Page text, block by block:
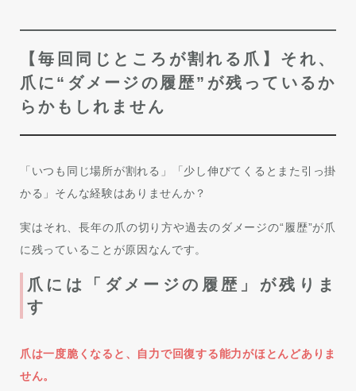
【毎回同じところが割れる爪】それ、
爪に“ダメージの履歴”が残っているか
らかもしれません
「いつも同じ場所が割れる」「少し伸びてくるとまた引っ掛
かる」そんな経験はありませんか？
実はそれ、長年の爪の切り方や過去のダメージの“履歴”が爪
に残っていることが原因なんです。
爪には「ダメージの履歴」が残りま
す
爪は一度脆くなると、自力で回復する能力がほとんどありま
せん。